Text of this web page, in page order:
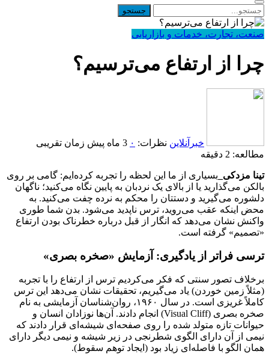
صنعت، تجارت، خدمات و بازاریابی
چرا از ارتفاع می‌ترسیم؟
خبرآنلاین نظرات: ۰ 3 ماه پیش
زمان تقریبی
مطالعه: 2 دقیقه
تینا مزدکی_ بسیاری از ما این لحظه را تجربه کرده‌ایم: گامی بر روی
بالکن می‌گذارید یا از بالای یک نردبان به پایین نگاه می‌کنید؛ ناگهان
دلشوره می‌گیرید و دستتان را محکم به نرده چفت می‌کنید. به
محض اینکه عقب می‌روید، ترس ناپدید می‌شود. بدن شما طوری
واکنش نشان می‌دهد که انگار از قبل درباره خطرناک بودن ارتفاع
«تصمیم» گرفته است.
ترسی فراتر از یادگیری: آزمایش «صخره بصری»
برخلاف تصور سنتی که فکر می‌کردیم ترس از ارتفاع را با تجربه
(مثلاً زمین خوردن) یاد می‌گیریم، تحقیقات نشان می‌دهد این ترس
کاملاً غریزی است. در سال ۱۹۶۰، روان‌شناسان آزمایشی به نام
صخره بصری (Visual Cliff) انجام دادند. آن‌ها نوزادان انسان و
حیوانات تازه متولد شده را روی صفحه‌ای شیشه‌ای قرار دادند که
نیمی از آن دارای الگوی شطرنجی در زیر شیشه و نیمی دیگر دارای
همان الگو با فاصله‌ای زیاد بود (ایجاد توهم سقوط).